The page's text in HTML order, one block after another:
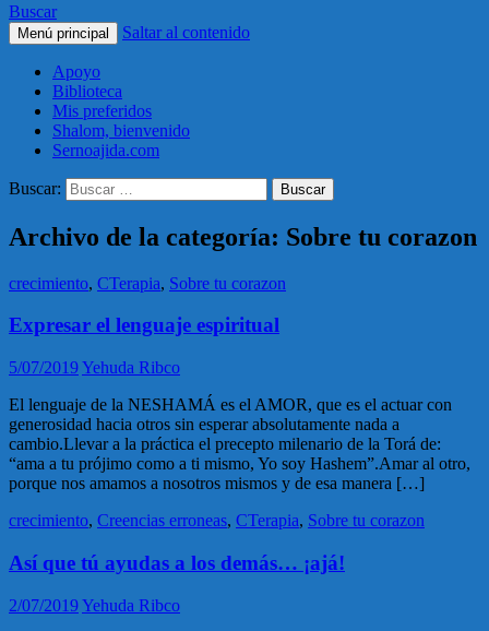
Buscar
Menú principal Saltar al contenido
Apoyo
Biblioteca
Mis preferidos
Shalom, bienvenido
Sernoajida.com
Buscar:
Archivo de la categoría: Sobre tu corazon
crecimiento, CTerapia, Sobre tu corazon
Expresar el lenguaje espiritual
5/07/2019Yehuda Ribco
El lenguaje de la NESHAMÁ es el AMOR, que es el actuar con
generosidad hacia otros sin esperar absolutamente nada a
cambio.Llevar a la práctica el precepto milenario de la Torá de:
“ama a tu prójimo como a ti mismo, Yo soy Hashem”.Amar al otro,
porque nos amamos a nosotros mismos y de esa manera […]
crecimiento, Creencias erroneas, CTerapia, Sobre tu corazon
Así que tú ayudas a los demás… ¡ajá!
2/07/2019Yehuda Ribco